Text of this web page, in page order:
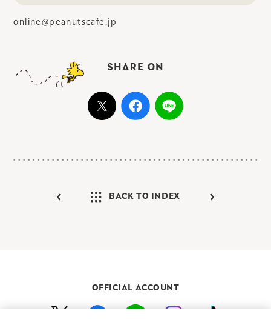
online@peanutscafe.jp
SHARE ON
BACK TO INDEX
OFFICIAL ACCOUNT